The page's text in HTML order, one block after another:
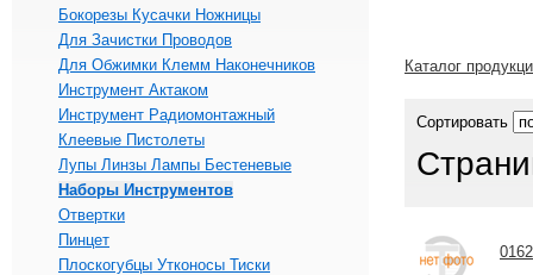
Каталог
Сортировать
Бокорезы Кусачки Ножницы
Для Зачистки Проводов
Для Обжимки Клемм Наконечников
Инструмент Актаком
Инструмент Радиомонтажный
Клеевые Пистолеты
Лупы Линзы Лампы Бестеневые
Наборы Инструментов
Отвертки
Пинцет
Плоскогубцы Утконосы Тиски